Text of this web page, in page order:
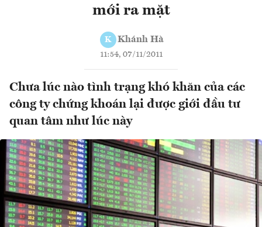
mới ra mặt
K Khánh Hà
11:54, 07/11/2011
Chưa lúc nào tình trạng khó khăn của các
công ty chứng khoán lại được giới đầu tư
quan tâm như lúc này